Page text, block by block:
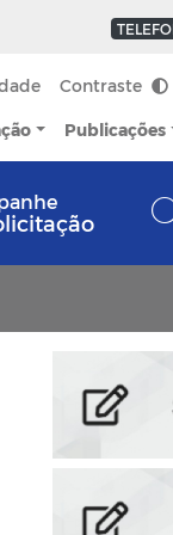
Contraste
Publicações